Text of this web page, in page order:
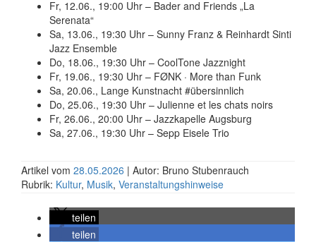
Fr, 12.06., 19:00 Uhr – Bader and Friends „La
Serenata“
Sa, 13.06., 19:30 Uhr – Sunny Franz & Reinhardt Sinti
Jazz Ensemble
Do, 18.06., 19:30 Uhr – CoolTone Jazznight
Fr, 19.06., 19:30 Uhr – FØNK · More than Funk
Sa, 20.06., Lange Kunstnacht #übersinnlich
Do, 25.06., 19:30 Uhr – Julienne et les chats noirs
Fr, 26.06., 20:00 Uhr – Jazzkapelle Augsburg
Sa, 27.06., 19:30 Uhr – Sepp Eisele Trio
Artikel vom 28.05.2026 | Autor: Bruno Stubenrauch
Rubrik: Kultur, Musik, Veranstaltungshinweise
teilen
teilen